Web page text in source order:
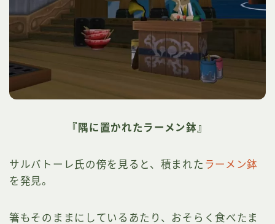
『隅に置かれたラーメン鉢』
サルバトーレ氏の傍を見ると、積まれた ラーメン鉢
を発見。
箸もそのままにしているあたり、おそらく食べたま